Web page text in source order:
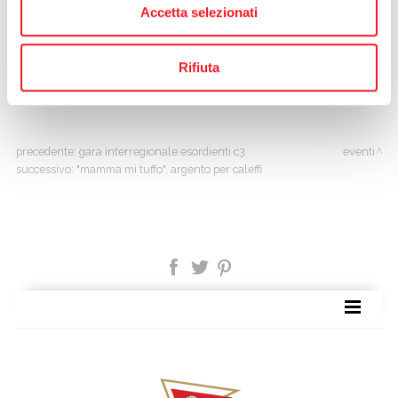
Accetta selezionati
Rifiuta
Le tuffatrici allenate daFrancesco Priorinon riescono ad ottenere
acqua solo saltuariamente ed in trasferta, a causa della chiusura della
vasca tuffi nella Piscina Dugoni.
precedente: gara interregionale esordienti c3
successivo: "mamma mi tuffo", argento per caleffi
eventi